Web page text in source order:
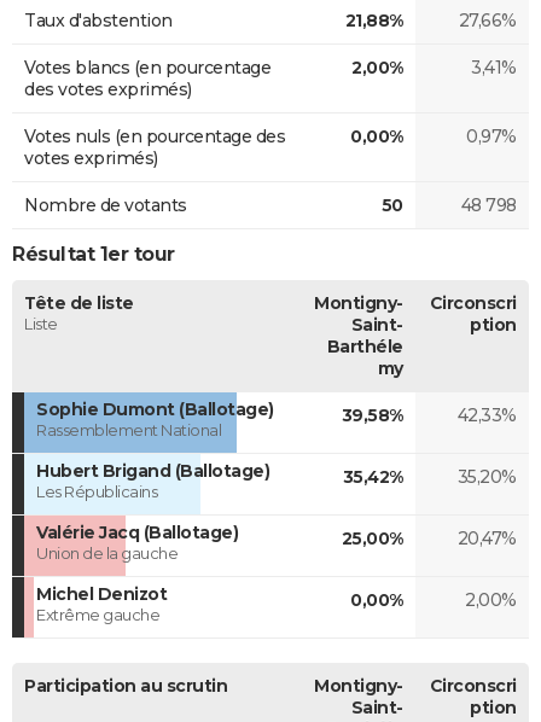
Taux d'abstention 21,88% 27,66%
Votes blancs (en pourcentage
des votes exprimés)
2,00% 3,41%
Votes nuls (en pourcentage des
votes exprimés)
0,00% 0,97%
Nombre de votants 50 48 798
Résultat 1er tour
Tête de liste
Liste
Montigny-
Saint-
Barthéle
my
Circonscri
ption
Sophie Dumont (Ballotage)
Rassemblement National
39,58% 42,33%
Hubert Brigand (Ballotage)
Les Républicains
35,42% 35,20%
Valérie Jacq (Ballotage)
Union de la gauche
25,00% 20,47%
Michel Denizot
Extrême gauche
0,00% 2,00%
Participation au scrutin
Montigny-
Saint-
Circonscri
ption